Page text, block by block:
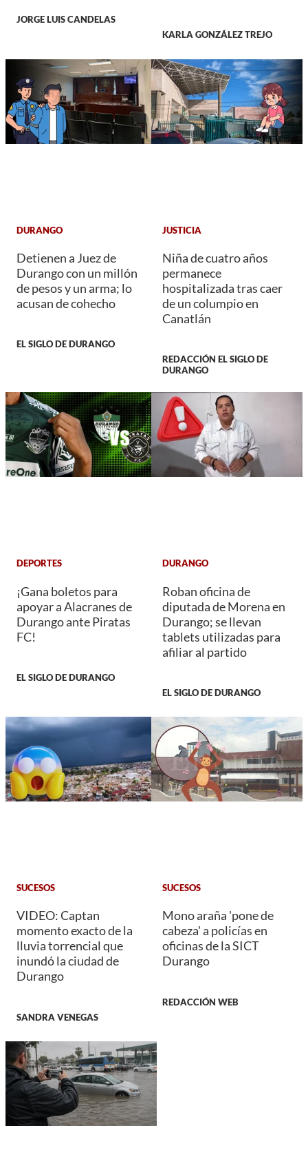
JORGE LUIS CANDELAS
KARLA GONZÁLEZ TREJO
DURANGO
Detienen a Juez de
Durango con un millón
de pesos y un arma; lo
acusan de cohecho
EL SIGLO DE DURANGO
JUSTICIA
Niña de cuatro años
permanece
hospitalizada tras caer
de un columpio en
Canatlán
REDACCIÓN EL SIGLO DE
DURANGO
DEPORTES
¡Gana boletos para
apoyar a Alacranes de
Durango ante Piratas
FC!
EL SIGLO DE DURANGO
DURANGO
Roban oficina de
diputada de Morena en
Durango; se llevan
tablets utilizadas para
afiliar al partido
EL SIGLO DE DURANGO
SUCESOS
VIDEO: Captan
momento exacto de la
lluvia torrencial que
inundó la ciudad de
Durango
SANDRA VENEGAS
SUCESOS
Mono araña 'pone de
cabeza' a policías en
oficinas de la SICT
Durango
REDACCIÓN WEB